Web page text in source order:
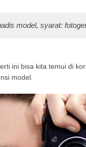
model, syarat:
ini bisa kita temui di
model.